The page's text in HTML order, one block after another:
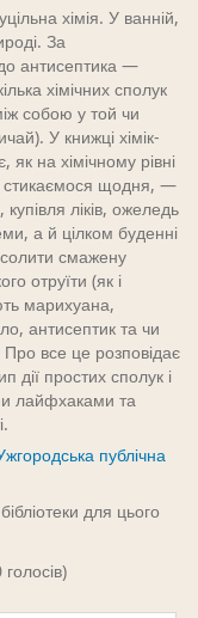
хімія. У ванній,
За
антисептика —
хімічних сполук
собою у той чи
У книжці хімік-
на хімічному рівні
стикаємося щодня, —
ліків, ожеледь
а й цілком буденні
смажену
отруїти (як і
марихуана,
антисептик та чи
Про все це розповідає
простих сполук і
лайфхаками та
публічна
для цього